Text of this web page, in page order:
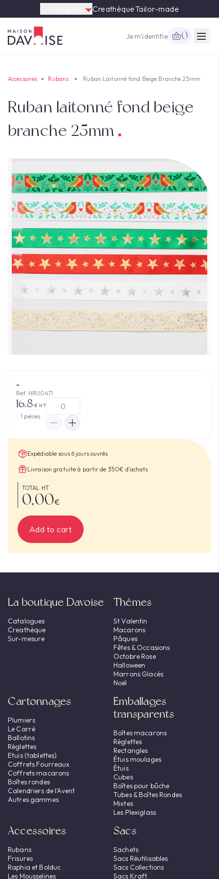
CreathèqueTailor-made
Je m’identifie 0
Accessoires Rubans Ruban Laitonné fond Beige Branche 25mm
Ruban laitonné fond beige
branche 25mm
-
Ref. HRU0471
16.8 € HT
1 pièces
Expédiable sous 6 jours ouvrés
Livraison gratuite à partir de 350€ d'achats
TOTAL HT
0,00€
Add to cart
La boutique Davoise
Catalogues
Creathèque
Sur-mesure
Thèmes
St Valentin
Macarons
Pâques
Fêtes & Occasions
Octobre Rose
Halloween
Marrons Glacés
Noël
Cartonnages
Plumiers
Le Carré
Ballotins
Réglettes
Etuis (tablettes)
Coffrets Fourreaux
Coffrets macarons
Boîtes rondes
Calendriers de l'Avent
Autres gammes
Emballages
transparents
Boîtes macarons
Réglettes
Rectangles
Étuis moulages
Étuis
Cubes
Boîtes pour bûche
Tubes & Boîtes Rondes
Mixtes
Les Plexiglass
Accessoires
Rubans
Frisures
Raphia et Bolduc
Les Mousselines
Sacs
Sachets
Sacs Réutilisables
Sacs Collections
Sacs Kraft